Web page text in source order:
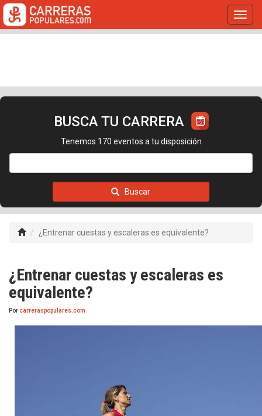
BUSCA TU CARRERA
Tenemos 170 eventos a tu disposición
Buscar
¿Entrenar cuestas y escaleras es equivalente?
¿Entrenar cuestas y escaleras es
equivalente?
Porcarreraspopulares.com